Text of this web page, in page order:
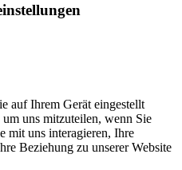
auf Ihrem Gerät eingestellt
uns mitzuteilen, wenn Sie
mit uns interagieren, Ihre
Beziehung zu unserer Website